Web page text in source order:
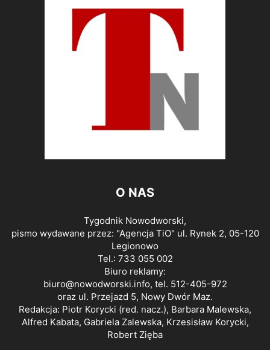
O NAS
Tygodnik Nowodworski,
pismo wydawane przez: "Agencja TiO" ul. Rynek 2, 05-120
Legionowo
Tel.: 733 055 002
Biuro reklamy:
biuro@nowodworski.info, tel. 512-405-972
oraz ul. Przejazd 5, Nowy Dwór Maz.
Redakcja: Piotr Korycki (red. nacz.), Barbara Malewska,
Alfred Kabata, Gabriela Zalewska, Krzesisław Korycki,
Robert Zięba